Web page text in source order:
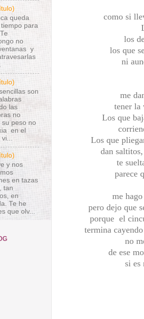
como si
los
los que
ni
me
tener la
Los que
Los que
dan
te
parece
me
pero dejo que
porque el
termina
no
de ese
si es
queda
para
no
y
son
las
no
peso no
en el
y nos
en tazas
tan
en
Te he
que olv...